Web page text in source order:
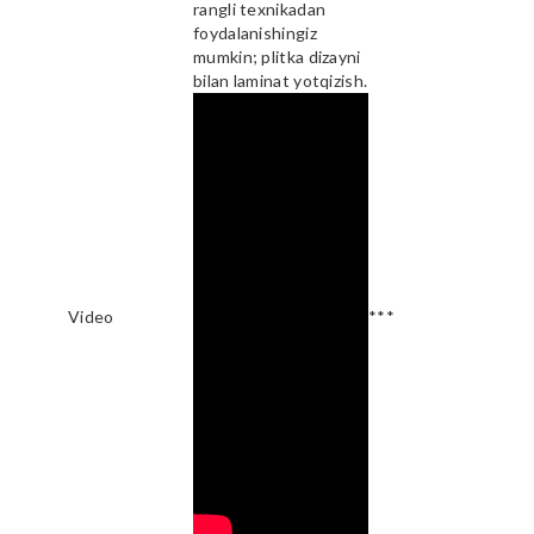
rangli texnikadan
foydalanishingiz
mumkin; plitka dizayni
bilan laminat yotqizish.
Video ***